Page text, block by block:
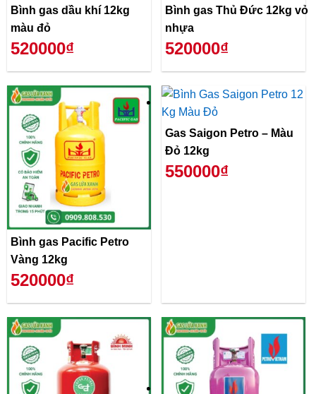
Bình gas dầu khí 12kg
màu đỏ
520000₫
Bình gas Thủ Đức 12kg vỏ
nhựa
520000₫
Bình gas Pacific Petro
Vàng 12kg
520000₫
Gas Saigon Petro – Màu
Đỏ 12kg
550000₫